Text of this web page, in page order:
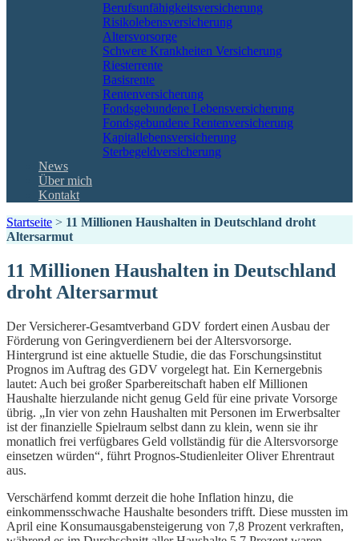
Berufs­unfähigkeitsversicherung
Risikolebensversicherung
Altersvorsorge
Schwere Krankheiten Versicherung
Riesterrente
Basisrente
Rentenversicherung
Fondsgebundene Lebensversicherung
Fondsgebundene Rentenversicherung
Kapitallebensversicherung
Sterbegeldversicherung
News
Über mich
Kontakt
Startseite > 11 Millionen Haushalten in Deutschland droht
Altersarmut
11 Millionen Haushalten in Deutschland
droht Altersarmut
Der Versicherer-Gesamtverband GDV fordert einen Ausbau der
Förderung von Geringverdienern bei der Altersvorsorge.
Hintergrund ist eine aktuelle Studie, die das Forschungsinstitut
Prognos im Auftrag des GDV vorgelegt hat. Ein Kernergebnis
lautet: Auch bei großer Sparbereitschaft haben elf Millionen
Haushalte hierzulande nicht genug Geld für eine private Vorsorge
übrig. „In vier von zehn Haushalten mit Personen im Erwerbsalter
ist der finanzielle Spielraum selbst dann zu klein, wenn sie ihr
monatlich frei verfügbares Geld vollständig für die Altersvorsorge
einsetzen würden“, führt Prognos-Studienleiter Oliver Ehrentraut
aus.
Verschärfend kommt derzeit die hohe Inflation hinzu, die
einkommensschwache Haushalte besonders trifft. Diese mussten im
April eine Konsumausgabensteigerung von 7,8 Prozent verkraften,